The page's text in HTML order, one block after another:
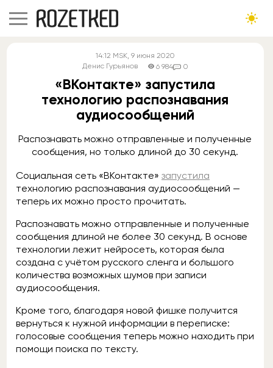
14:12 MSK, 9 июня 2020
Денис Гурьянов
6 984 0
«ВКонтакте» запустила
технологию распознавания
аудиосообщений
Распознавать можно отправленные и полученные
сообщения, но только длиной до 30 секунд.
Социальная сеть «ВКонтакте» запустила
технологию распознавания аудиосообщений —
теперь их можно просто прочитать.
Распознавать можно отправленные и полученные
сообщения длиной не более 30 секунд. В основе
технологии лежит нейросеть, которая была
создана с учётом русского сленга и большого
количества возможных шумов при записи
аудиосообщения.
Кроме того, благодаря новой фишке получится
вернуться к нужной информации в переписке:
голосовые сообщения теперь можно находить при
помощи поиска по тексту.